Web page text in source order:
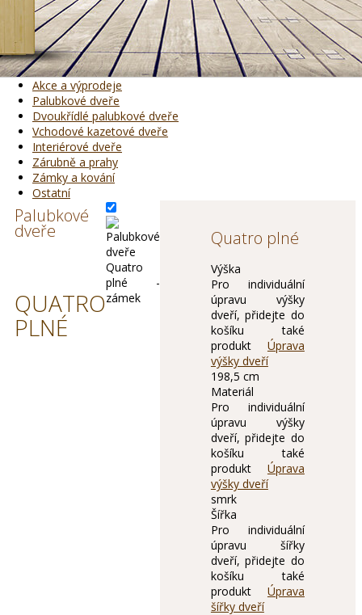
Akce a výprodeje
Palubkové dveře
Dvoukřídlé palubkové dveře
Vchodové kazetové dveře
Interiérové dveře
Zárubně a prahy
Zámky a kování
Ostatní
Palubkové
dveře
QUATRO
PLNÉ
Quatro plné
Výška
Pro individuální
úpravu výšky
dveří, přidejte do
košíku také
produkt Úprava
výšky dveří
198,5 cm
Materiál
Pro individuální
úpravu výšky
dveří, přidejte do
košíku také
produkt Úprava
výšky dveří
smrk
Šířka
Pro individuální
úpravu šířky
dveří, přidejte do
košíku také
produkt Úprava
šířky dveří